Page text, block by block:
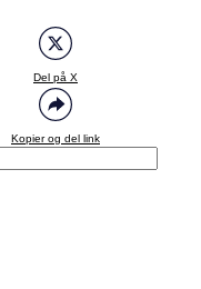
Del på X
Kopier og del link